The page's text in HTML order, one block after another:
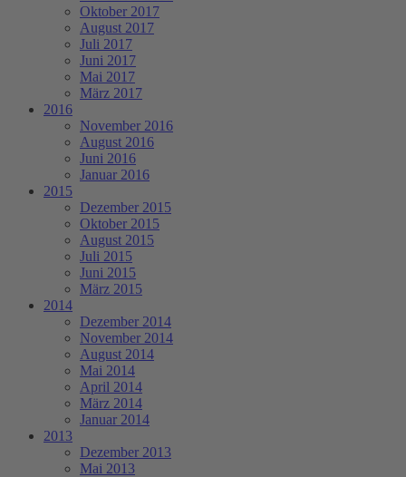
Oktober 2017
August 2017
Juli 2017
Juni 2017
Mai 2017
März 2017
2016
November 2016
August 2016
Juni 2016
Januar 2016
2015
Dezember 2015
Oktober 2015
August 2015
Juli 2015
Juni 2015
März 2015
2014
Dezember 2014
November 2014
August 2014
Mai 2014
April 2014
März 2014
Januar 2014
2013
Dezember 2013
Mai 2013